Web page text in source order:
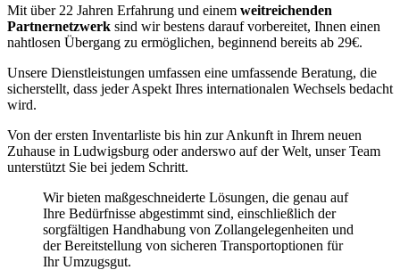
Mit über 22 Jahren Erfahrung und einem weitreichenden
Partnernetzwerk sind wir bestens darauf vorbereitet, Ihnen einen
nahtlosen Übergang zu ermöglichen, beginnend bereits ab 29€.
Unsere Dienstleistungen umfassen eine umfassende Beratung, die
sicherstellt, dass jeder Aspekt Ihres internationalen Wechsels bedacht
wird.
Von der ersten Inventarliste bis hin zur Ankunft in Ihrem neuen
Zuhause in Ludwigsburg oder anderswo auf der Welt, unser Team
unterstützt Sie bei jedem Schritt.
Wir bieten maßgeschneiderte Lösungen, die genau auf
Ihre Bedürfnisse abgestimmt sind, einschließlich der
sorgfältigen Handhabung von Zollangelegenheiten und
der Bereitstellung von sicheren Transportoptionen für
Ihr Umzugsgut.